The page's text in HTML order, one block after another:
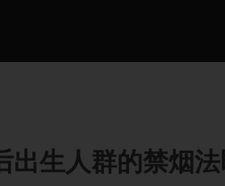
出生人群的禁烟